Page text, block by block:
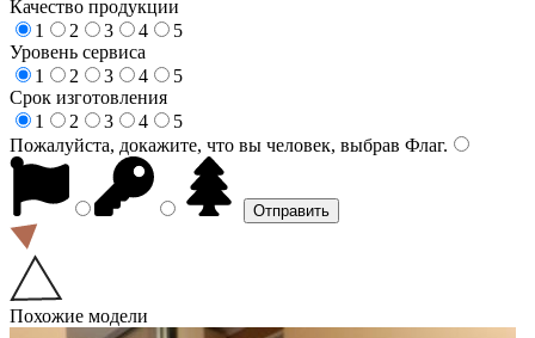
Качество продукции
1
2 3 4
5
Уровень сервиса
1
2 3 4
5
Срок изготовления
1
2 3 4
5
Пожалуйста, докажите, что вы человек, выбрав Флаг.
Похожие модели